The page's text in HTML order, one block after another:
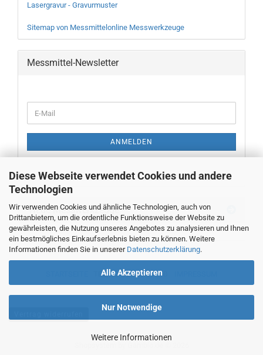
Diese Webseite verwendet Cookies und andere
Technologien
Wir verwenden Cookies und ähnliche Technologien, auch von
Drittanbietern, um die ordentliche Funktionsweise der Website zu
gewährleisten, die Nutzung unseres Angebotes zu analysieren und Ihnen
ein bestmögliches Einkaufserlebnis bieten zu können. Weitere
Informationen finden Sie in unserer Datenschutzerklärung.
Alle Akzeptieren
Nur Notwendige
Weitere Informationen
Lasergravur - Gravurmuster
Sitemap von Messmittelonline Messwerkzeuge
Messmittel-Newsletter
ZUR
E-
Mail
ANMELDEN
Neue Messwerkzeuge
TEL. 00493382707470